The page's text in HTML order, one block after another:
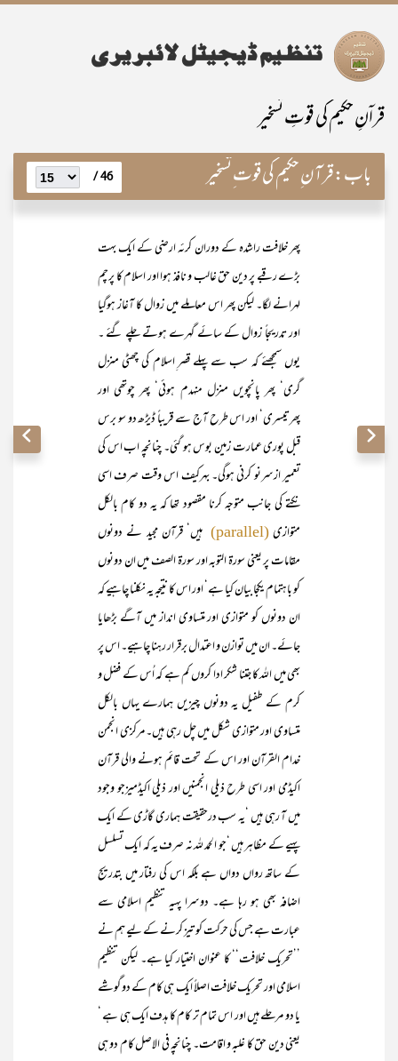
قراۤنِ حکیم کی قوتِ تسخیر
باب:قرآن ِحکیم کی قوت ِتسخیر 46 /
پھر خلافت راشدہ کے دوران کرئہ ارضی کے ایک بہت
بڑے رقبے پر دین حق غالب و نافذ ہوا اور اسلام کا پرچم
لہرانے لگا۔ لیکن پھر اس معاملے میں زوال کا آغاز ہوگیا
اور تدریجاً زوال کے سائے گہرے ہوتے چلے گئے ۔
یوں سمجھئے کہ سب سے پہلے قصر ِاسلام کی چھٹی منزل
گری‘ پھر پانچویں منزل منہدم ہوئی‘ پھر چوتھی اور
پھرتیسری‘ اور اس طرح آج سے قریباً ڈیڑھ دو سو برس
قبل پوری عمارت زمین بوس ہو گئی۔ چنانچہ اب اس کی
تعمیر ازسرنو کرنی ہوگی۔ بہرکیف اس وقت صرف اسی
نکتے کی جانب متوجہ کرنا مقصود تھا کہ یہ دو کام بالکل
متوازی(parallel)
ہیں‘ قرآن مجید نے دونوں
مقامات پر یعنی سورۃ التوبہ اور سورۃ الصف میں ان دونوں
کو باہتمام یکجا بیان کیا ہے‘ اور اس کا نتیجہ یہ نکلنا چاہیے کہ
ان دونوں کو متوازی اور متساوی انداز میں آگے بڑھایا
جائے۔ ان میں توازن و اعتدال برقرار رہنا چاہیے۔ اس پر
بھی میں اللہ کا جتنا شکر ادا کروں کم ہے کہ اُس کے فضل و
کرم کے طفیل یہ دونوں چیزیں ہمارے یہاں بالکل
متساوی اور متوازی شکل میں چل رہی ہیں۔ مرکزی انجمن
خدام القرآن اور اس کے تحت قائم ہونے والی قرآن
اکیڈمی اور اسی طرح ذیلی انجمنیں اور ذیلی اکیڈمیزجو وجود
میں آ رہی ہیں ‘یہ سب درحقیقت ہماری گاڑی کے ایک
پہیے کے مظاہر ہیں ‘جو الحمد للہ نہ صرف یہ کہ ایک تسلسل
کے ساتھ رواں دواں ہے بلکہ اس کی رفتار میں بتدریج
اضافہ بھی ہو رہا ہے۔ دوسرا پہیہ تنظیم اسلامی سے
عبارت ہے جس کی حرکت کو تیز کرنے کے لیے ہم نے
’’تحریک خلافت‘‘ کا عنوان اختیار کیا ہے۔ لیکن تنظیم
اسلامی اور تحریک خلافت اصلاً ایک ہی کام کے دو گوشے
یا دو مرحلے ہیں اور اس تمام تر کام کا ہدف ایک ہی ہے ‘
یعنی دین حق کا غلبہ و اقامت۔ چنانچہ فی الاصل کام دو ہی